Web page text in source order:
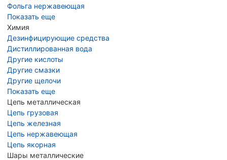
Фольга нержавеющая
Показать еще
Химия
Дезинфицирующие средства
Дистиллированная вода
Другие кислоты
Другие смазки
Другие щелочи
Показать еще
Цепь металлическая
Цепь грузовая
Цепь железная
Цепь нержавеющая
Цепь якорная
Шары металлические